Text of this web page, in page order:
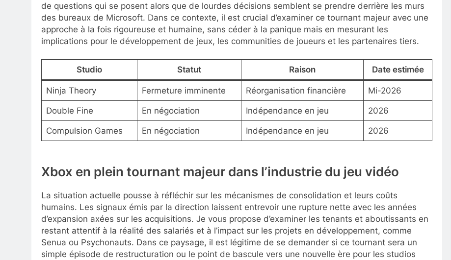
de questions qui se posent alors que de lourdes décisions semblent se prendre derrière les murs
des bureaux de Microsoft. Dans ce contexte, il est crucial d’examiner ce tournant majeur avec une
approche à la fois rigoureuse et humaine, sans céder à la panique mais en mesurant les
implications pour le développement de jeux, les communities de joueurs et les partenaires tiers.
Studio Statut Raison Date estimée
Ninja Theory Fermeture imminente Réorganisation financière Mi-2026
Double Fine En négociation Indépendance en jeu 2026
Compulsion Games En négociation Indépendance en jeu 2026
Xbox en plein tournant majeur dans l’industrie du jeu vidéo
La situation actuelle pousse à réfléchir sur les mécanismes de consolidation et leurs coûts
humains. Les signaux émis par la direction laissent entrevoir une rupture nette avec les années
d’expansion axées sur les acquisitions. Je vous propose d’examiner les tenants et aboutissants en
restant attentif à la réalité des salariés et à l’impact sur les projets en développement, comme
Senua ou Psychonauts. Dans ce paysage, il est légitime de se demander si ce tournant sera un
simple épisode de restructuration ou le point de bascule vers une nouvelle ère pour les studios